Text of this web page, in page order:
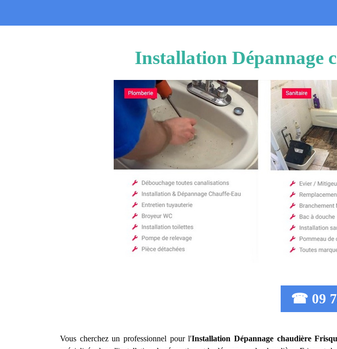
Installation Dépannage
☎ 09
Vous cherchez un professionnel pour l'Installation Dépannage chaudière